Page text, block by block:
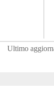
Ultimo